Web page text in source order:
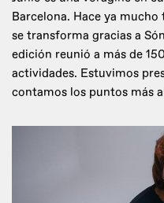
Barcelona. Hace ya
se transforma gracias a
edición reunió a más de
actividades. Estuvimos
contamos los puntos más